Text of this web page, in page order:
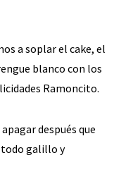
a soplar el cake, el
blanco con los
Ramoncito.
después que
galillo y